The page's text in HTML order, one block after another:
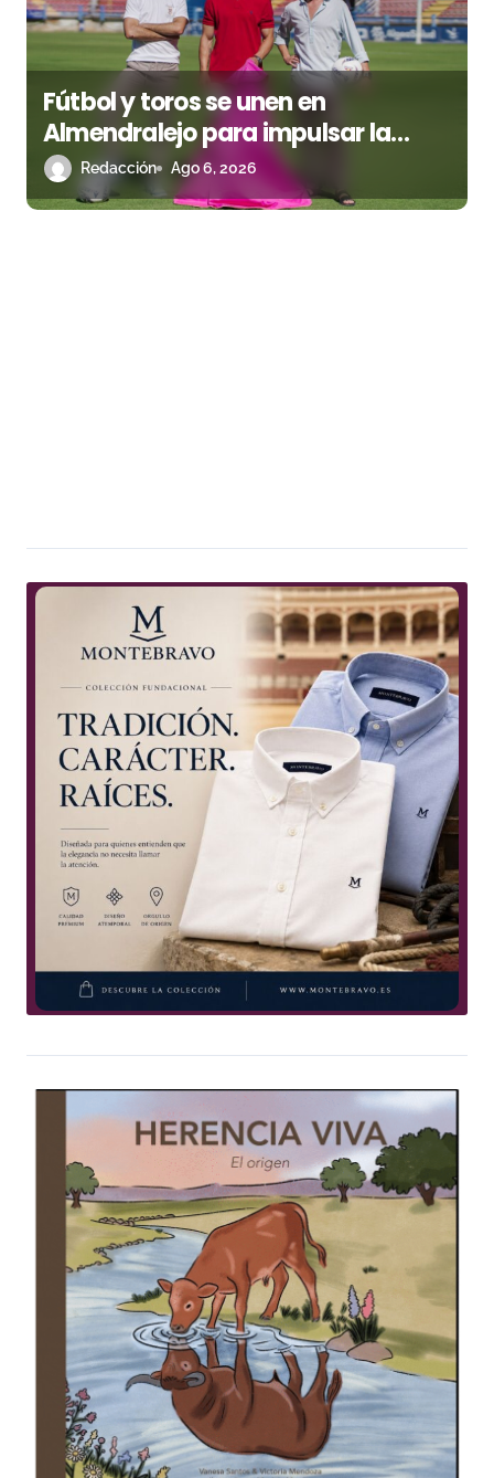
Fútbol y toros se unen en
Almendralejo para impulsar la
corrida de la Piedad
Redacción Ago 6, 2026